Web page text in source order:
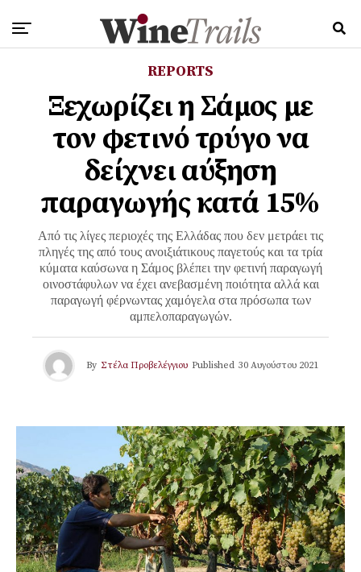
REPORTS
Ξεχωρίζει η Σάμος με
τον φετινό τρύγο να
δείχνει αύξηση
παραγωγής κατά 15%
Από τις λίγες περιοχές της Ελλάδας που δεν μετράει τις
πληγές της από τους ανοιξιάτικους παγετούς και τα τρία
κύματα καύσωνα η Σάμος βλέπει την φετινή παραγωγή
οινοστάφυλων να έχει ανεβασμένη ποιότητα αλλά και
παραγωγή φέρνωντας χαμόγελα στα πρόσωπα των
αμπελοπαραγωγών.
By Στέλα Προβελέγγιου Published 30 Αυγούστου 2021